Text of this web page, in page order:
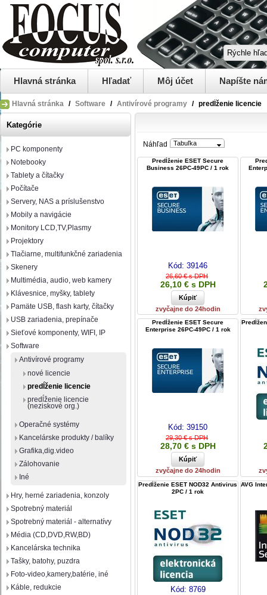
Hlavná stránka Hľadať Môj účet Napíšte
Hlavná stránka / Software / Antivírové programy / predĺženie licencie
Kategórie
PC komponenty
Notebooky
Tablety a čítačky
Počítače
Servery, NAS a príslušenstvo
Mobily a navigácie
Monitory LCD,TV,Plasmy
Projektory
Tlačiarne, multifunkčné zariadenia
Skenery
Multimédia, audio, web kamery
Klávesnice, myšky, tablety
Pamäte USB, flash karty, čítačky
USB zariadenia, prepínače
Sieťové komponenty, WIFI, IP
Software
Antivírové programy
nové licencie
predĺženie licencie
predĺženie licencie
(neziskové org.)
Operačné systémy
Kancelárske produkty / balíky
Grafika,dig.video
Zálohovanie
Iné
Hry, herné zariadenia, konzoly
Spotrebný materiál
Spotrebný materiál - alternatívy
Média (CD,DVD,RW,BD)
Kancelárska technika
Tašky, batohy, puzdra
Foto-video,kamery,batérie, iné
Káble, redukcie
Náhľad Tabuľka
Predĺženie ESET Secure
Business 26PC-49PC / 1 rok
Kód: 39146
26,60 € s DPH
26,10 € s DPH
zvyčajne do 24hodin
Predĺženie ESET Secure
Enterprise 26PC-49PC / 1 rok
Kód: 39150
29,30 € s DPH
28,70 € s DPH
zvyčajne do 24hodin
Predĺženie ESET NOD32 Antivirus
2PC / 1 rok
Kód: 8769
AVG